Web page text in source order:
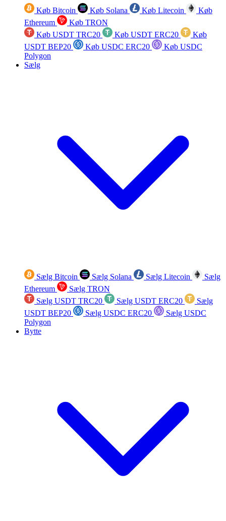
Køb Bitcoin Køb Solana Køb Litecoin
Køb
Ethereum
Køb TRON
Køb USDT TRC20
Køb USDT ERC20
Køb
USDT BEP20
Køb USDC ERC20
Køb USDC
Polygon
Sælg
Sælg Bitcoin Sælg Solana Sælg Litecoin
Sælg
Ethereum
Sælg TRON
Sælg USDT TRC20
Sælg USDT ERC20
Sælg
USDT BEP20
Sælg USDC ERC20
Sælg USDC
Polygon
Bytte